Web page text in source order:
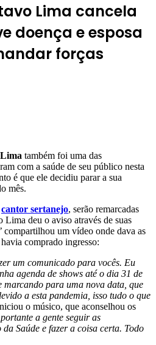
Lima cancela
doença e esposa
forças
também foi uma das
com a saúde de seu público nesta
é que ele decidiu parar a sua
mês.
cantor sertanejo, serão remarcadas
Lima deu o aviso através de suas
compartilhou um vídeo onde dava as
comprado ingresso:
um comunicado para vocês. Eu
agenda de shows até o dia 31 de
marcando para uma nova data, que
a esta pandemia, isso tudo o que
o músico, que aconselhou os
a gente seguir as
Saúde e fazer a coisa certa. Todo